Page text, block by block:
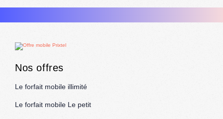
Nos offres
Le forfait mobile illimité
Le forfait mobile Le petit